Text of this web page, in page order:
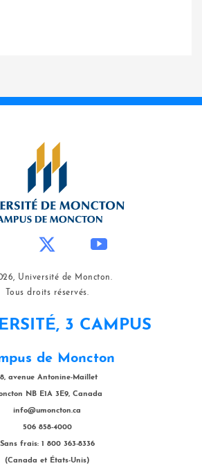
Université de Moncton.
Tous droits réservés.
3 CAMPUS
de Moncton
avenue Antonine-Maillet
NB E1A 3E9, Canada
info@umoncton.ca
506 858-4000
Sans frais: 1 800 363-8336
(Canada et États-Unis)